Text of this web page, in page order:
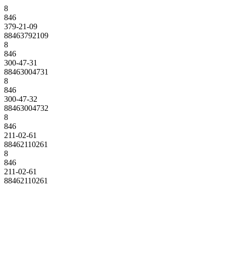
8
846
379-21-09
88463792109
8
846
300-47-31
88463004731
8
846
300-47-32
88463004732
8
846
211-02-61
88462110261
8
846
211-02-61
88462110261